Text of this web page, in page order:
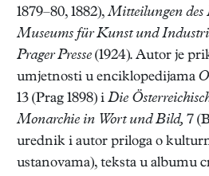
1879–80, 1882),Mitteilungen des
Museums für Kunst und
Prager Presse (1924). Autor je
umjetnosti u enciklopedijama
13 (Prag 1898) i Die
Monarchie in Wort und Bild, 7
urednik i autor priloga o
ustanovama), teksta u albumu